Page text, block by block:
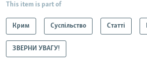
This item is part of
Крим Суспільство Статті
ЗВЕРНИ УВАГУ!